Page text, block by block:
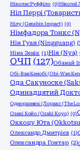
Ніколас Руффіло (0)Ніколаї
Ніл Перрі
Нілу (Genshin Impact) (0)
Німфадора Тонкс
Нін Гуан (Ningguang)
Ніна Зенік (1)Нія (Nya)
ОЧП (127)Обанай
Обі-Ван Кенобі (Obi-Wan
Ода Сакуноске
Одинадцятий
Одноразник (Лоракс (The
Озакі Койо (Ozaki Koyo) (0)
Оккоцу Юта
Олександр Дмитрієв (1)
Олександра Гонтар (2)